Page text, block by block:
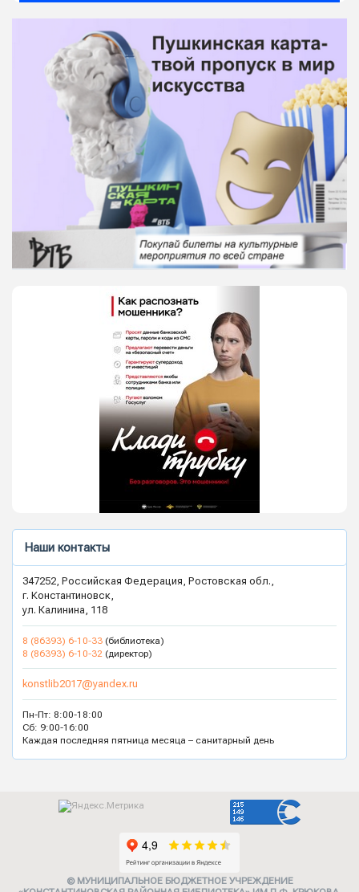
Наши контакты
347252, Российская Федерация, Ростовская обл.,
г. Константиновск,
ул. Калинина, 118
8 (86393) 6-10-33 (библиотека)
8 (86393) 6-10-32 (директор)
konstlib2017@yandex.ru
Пн-Пт: 8:00-18:00
Сб: 9:00-16:00
Каждая последняя пятница месяца – санитарный день
© МУНИЦИПАЛЬНОЕ БЮДЖЕТНОЕ УЧРЕЖДЕНИЕ